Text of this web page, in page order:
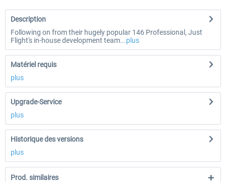
Description
Following on from their hugely popular 146 Professional, Just
Flight's in-house development team...plus
Matériel requis
plus
Upgrade-Service
plus
Historique des versions
plus
Prod. similaires